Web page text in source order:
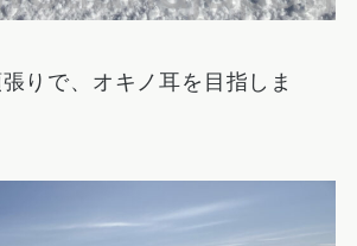
りで、オキノ耳を目指しま